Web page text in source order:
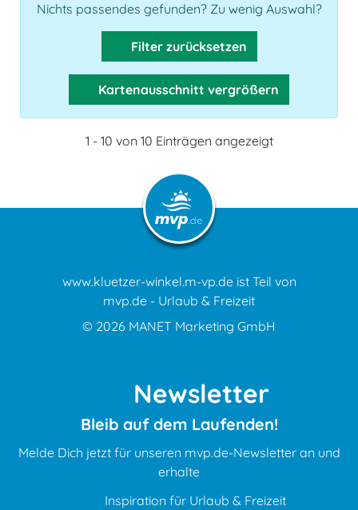
Nichts passendes gefunden? Zu wenig Auswahl?
Filter zurücksetzen
Kartenausschnitt vergrößern
1 - 10 von 10 Einträgen angezeigt
www.kluetzer-winkel.m-vp.de ist Teil von
mvp.de - Urlaub & Freizeit
© 2026 MANET Marketing GmbH
Newsletter
Bleib auf dem Laufenden!
Melde Dich jetzt für unseren mvp.de-Newsletter an und
erhalte
Inspiration für Urlaub & Freizeit